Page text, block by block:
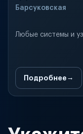
Барсуковская
Любые системы и
Подробнее